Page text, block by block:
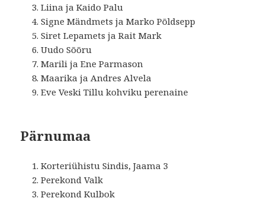
Liina ja Kaido Palu
Signe Mändmets ja Marko Põldsepp
Siret Lepamets ja Rait Mark
Uudo Sõõru
Marili ja Ene Parmason
Maarika ja Andres Alvela
Eve Veski Tillu kohviku perenaine
Pärnumaa
Korteriühistu Sindis, Jaama 3
Perekond Valk
Perekond Kulbok